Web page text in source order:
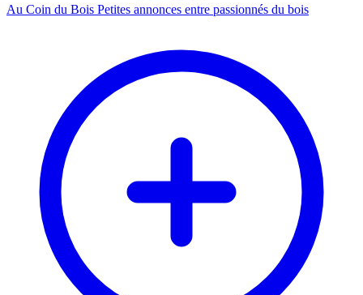
Au Coin du Bois Petites annonces entre passionnés du bois